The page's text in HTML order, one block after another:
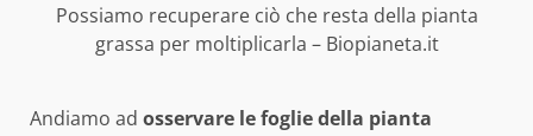
Possiamo recuperare ciò che resta della pianta
grassa per moltiplicarla – Biopianeta.it
Andiamo ad osservare le foglie della pianta